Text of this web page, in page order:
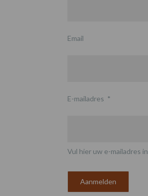
Email
E-mailadres *
Vul hier uw e-mailadres in